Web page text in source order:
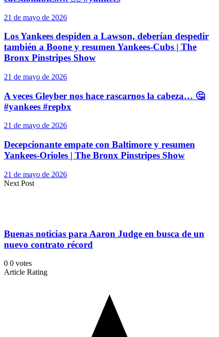
21 de mayo de 2026
Los Yankees despiden a Lawson, deberían despedir
también a Boone y resumen Yankees-Cubs | The
Bronx Pinstripes Show
21 de mayo de 2026
A veces Gleyber nos hace rascarnos la cabeza… 🤔
#yankees #repbx
21 de mayo de 2026
Decepcionante empate con Baltimore y resumen
Yankees-Orioles | The Bronx Pinstripes Show
21 de mayo de 2026
Next Post
Buenas noticias para Aaron Judge en busca de un
nuevo contrato récord
0 0 votes
Article Rating